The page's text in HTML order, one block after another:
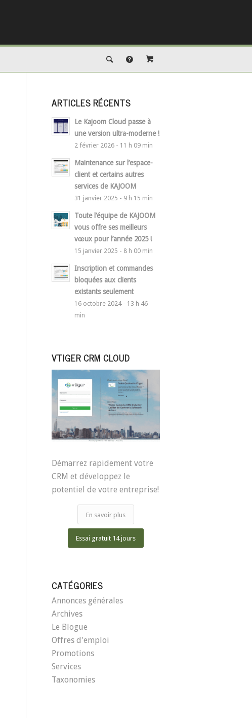
ARTICLES RÉCENTS
Le Kajoom Cloud passe à
une version ultra-moderne !
2 février 2026 - 11 h 09 min
Maintenance sur l’espace-
client et certains autres
services de KAJOOM
31 janvier 2025 - 9 h 15 min
Toute l’équipe de KAJOOM
vous offre ses meilleurs
vœux pour l’année 2025 !
15 janvier 2025 - 8 h 00 min
Inscription et commandes
bloquées aux clients
existants seulement
16 octobre 2024 - 13 h 46
min
VTIGER CRM CLOUD
Démarrez rapidement votre
CRM et développez le
potentiel de votre entreprise!
En savoir plus
Essai gratuit 14 jours
CATÉGORIES
Annonces générales
Archives
Le Blogue
Offres d'emploi
Promotions
Services
Taxonomies